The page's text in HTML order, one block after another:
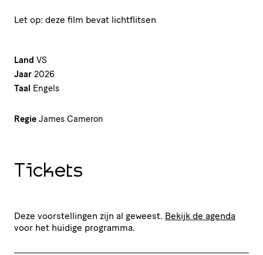
Let op: deze film bevat lichtflitsen
Land VS
Jaar 2026
Taal Engels
Regie James Cameron
Tickets
Deze voorstellingen zijn al geweest. Bekijk de agenda
voor het huidige programma.